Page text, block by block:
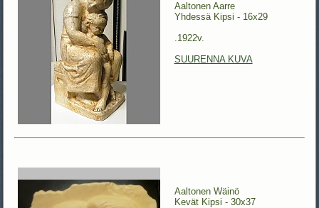
Aaltonen Aarre
Yhdessä Kipsi - 16x29
.1922v.
SUURENNA KUVA
Aaltonen Wäinö
Kevät Kipsi - 30x37